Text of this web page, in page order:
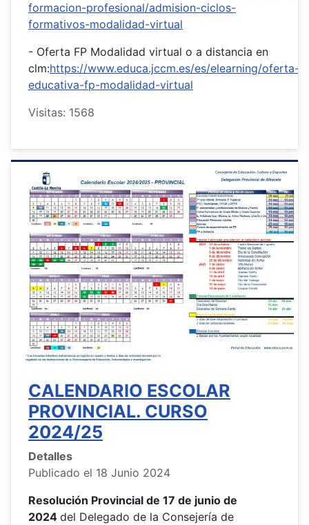
formacion-profesional/admision-ciclos-
formativos-modalidad-virtual
- Oferta FP Modalidad virtual o a distancia en
clm:https://www.educa.jccm.es/es/elearning/oferta-
educativa-fp-modalidad-virtual
Visitas: 1568
CALENDARIO ESCOLAR
PROVINCIAL. CURSO
2024/25
Detalles
Publicado el 18 Junio 2024
Resolución Provincial de 17 de junio de
2024 del Delegado de la Consejería de